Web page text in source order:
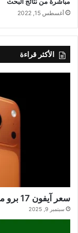
أغسطس 15, 2022
الأكثر قراءة
سعر آيفون 17 برو ماكس والمواصفات الرسمية
سبتمبر 9, 2025